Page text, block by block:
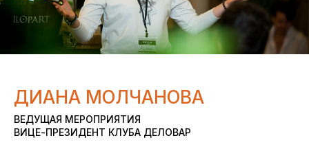
ДИАНА МОЛЧАНОВА
ВЕДУЩАЯ МЕРОПРИЯТИЯ
ВИЦЕ-ПРЕЗИДЕНТ КЛУБА ДЕЛОВАР